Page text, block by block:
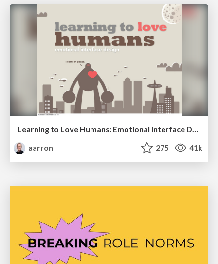
Learning to Love Humans: Emotional Interface Design
aarron
275 41k